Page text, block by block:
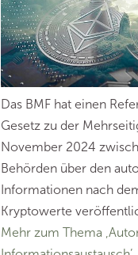
Das BMF hat einen
Gesetz zu der
November 2024
Behörden über den
Informationen nach
Kryptowerte
Mehr zum Thema